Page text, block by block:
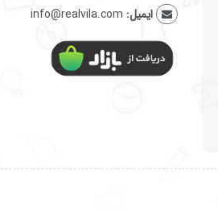
ایمیل: info@realvila.com